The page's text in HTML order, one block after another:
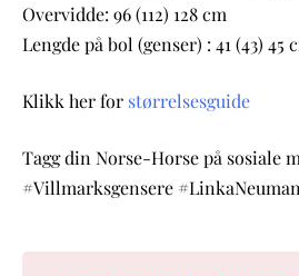
Overvidde: 96 (112) 128 cm
Lengde på bol (genser) : 41 (43) 45
Klikk her for størrelsesguide
Tagg din Norse-Horse på sosiale
#Villmarksgensere